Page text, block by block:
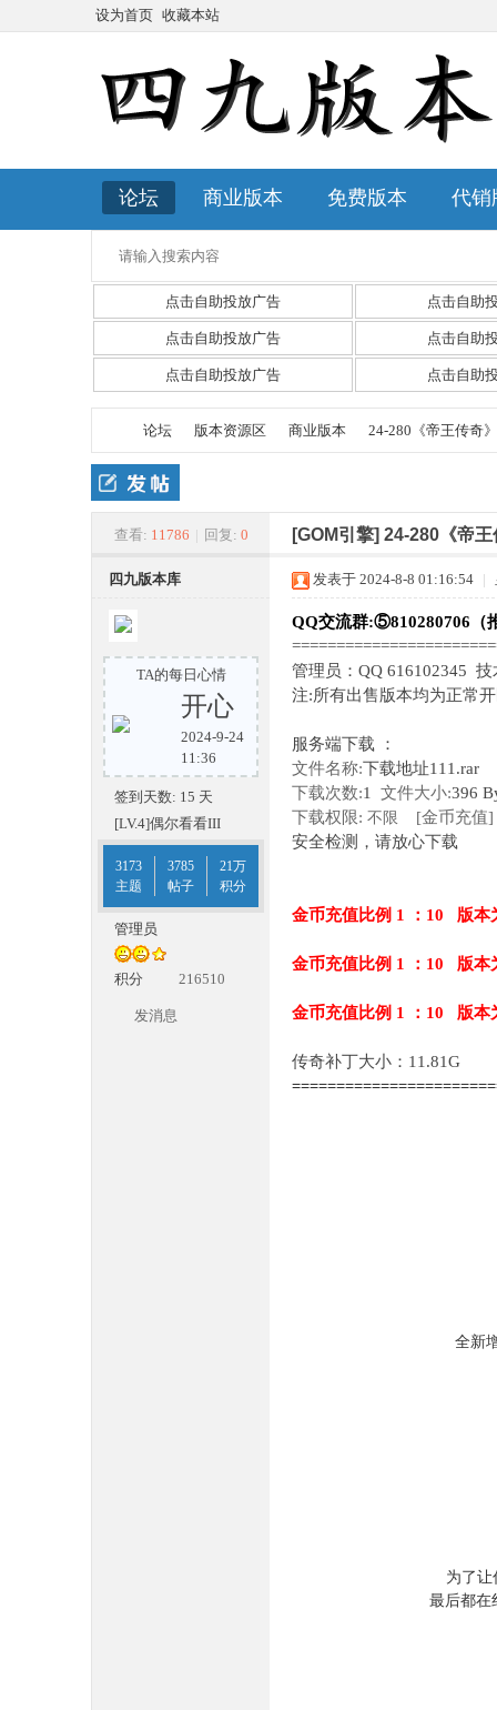
设为首页 收藏本站
论坛 商业版本 免费版本 代销
点击自助投放广告 点击自助
点击自助投放广告 点击自助
点击自助投放广告 点击自助
九
»
论坛 版本资源区 商业版本
›
24-280《帝王传奇
查看: 11786 | 回复: 0 [GOM引擎] 24-280《帝
四九版本库
TA的每日心情
开心
2024-9-24
11:36
签到天数: 15 天
[LV.4]偶尔看看III
3173
主题
3785
帖子
21万
积分
管理员
积分 216510
发消息
发表于 2024-8-8 01:16:54 |
QQ交流群:⑤810280706（
管理员：QQ 616102345
注:所有出售版本均为正常
服务端下载 ：
文件名称:下载地址111.rar
下载次数:1 文件大小:396
下载权限: 不限
[金币充值]
安全检测，请放心下载
金币充值比例 1 ：10 版本
金币充值比例 1 ：10 版本
金币充值比例 1 ：10 版本
传奇补丁大小：11.81G
全新
为了让
最后都在